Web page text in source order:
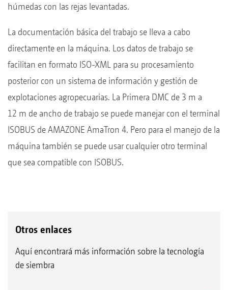
húmedas con las rejas levantadas.
La documentación básica del trabajo se lleva a cabo
directamente en la máquina. Los datos de trabajo se
facilitan en formato ISO-XML para su procesamiento
posterior con un sistema de información y gestión de
explotaciones agropecuarias. La Primera DMC de 3 m a
12 m de ancho de trabajo se puede manejar con el terminal
ISOBUS de AMAZONE AmaTron 4. Pero para el manejo de la
máquina también se puede usar cualquier otro terminal
que sea compatible con ISOBUS.
Otros enlaces
Aquí encontrará más información sobre la tecnología
de siembra